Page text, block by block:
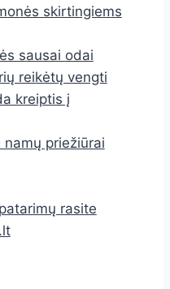
skirtingiems
sausai odai
reikėtų vengti
kreiptis į
priežiūrai
rasite